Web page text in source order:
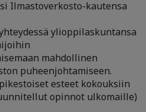
Ilmastoverkosto-kautensa
ylioppilaskuntansa
mahdollinen
puheenjohtamiseen.
esteet kokouksiin
opinnot ulkomaille)